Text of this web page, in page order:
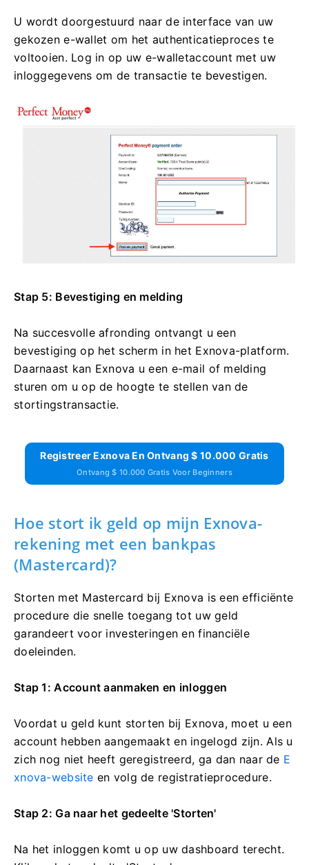
U wordt doorgestuurd naar de interface van uw
gekozen e-wallet om het authenticatieproces te
voltooien. Log in op uw e-walletaccount met uw
inloggegevens om de transactie te bevestigen.
Stap 5: Bevestiging en melding
Na succesvolle afronding ontvangt u een
bevestiging op het scherm in het Exnova-platform.
Daarnaast kan Exnova u een e-mail of melding
sturen om u op de hoogte te stellen van de
stortingstransactie.
Registreer Exnova En Ontvang $ 10.000 Gratis
Ontvang $ 10.000 Gratis Voor Beginners
Hoe stort ik geld op mijn Exnova-
rekening met een bankpas
(Mastercard)?
Storten met Mastercard bij Exnova is een efficiënte
procedure die snelle toegang tot uw geld
garandeert voor investeringen en financiële
doeleinden.
Stap 1: Account aanmaken en inloggen
Voordat u geld kunt storten bij Exnova, moet u een
account hebben aangemaakt en ingelogd zijn. Als u
zich nog niet heeft geregistreerd, ga dan naar de E
xnova-website en volg de registratieprocedure.
Stap 2: Ga naar het gedeelte 'Storten'
Na het inloggen komt u op uw dashboard terecht.